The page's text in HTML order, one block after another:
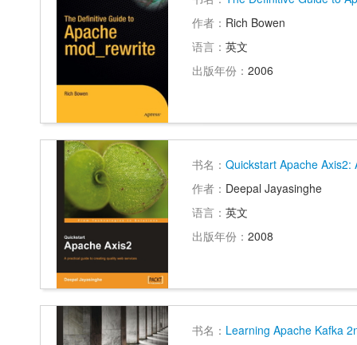
作者： Rich Bowen
语言： 英文
出版年份： 2006
书名： Quickstart Apache
作者： Deepal Jayasinghe
语言： 英文
出版年份： 2008
书名： Learning Apache Kafka